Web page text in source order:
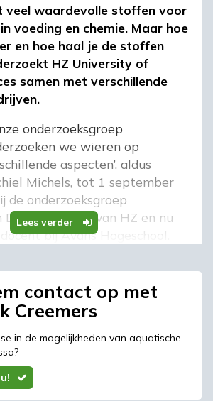
Lees verder
veel waardevolle stoffen voor
voeding en chemie. Maar hoe
en hoe haal je de stoffen
HZ University of
samen met verschillende
onderzoeksgroep
we wieren op
aspecten’, aldus
Michels, tot 1 september
de onderzoeksgroep
Deltagebieden van HZ en nu
bij Avans Hogeschool.
vetzuren zitten erin? Met
hebben we te maken
Bruikbare stoffen in
chemische- en
zijn bijvoorbeeld mannitol en
contact op met
Creemers
in de mogelijkheden van aquatische